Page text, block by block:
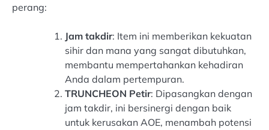
perang:
Jam takdir: Item ini memberikan kekuatan
sihir dan mana yang sangat dibutuhkan,
membantu mempertahankan kehadiran
Anda dalam pertempuran.
TRUNCHEON Petir: Dipasangkan dengan
jam takdir, ini bersinergi dengan baik
untuk kerusakan AOE, menambah potensi